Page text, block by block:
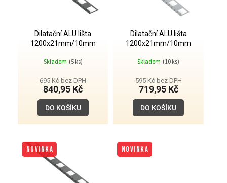
Dilatační ALU lišta
1200x21mm/10mm
Skladem (5 ks)
695 Kč bez DPH
840,95 Kč
DO KOŠÍKU
Dilatační ALU lišta
1200x21mm/10mm
Skladem (10 ks)
595 Kč bez DPH
719,95 Kč
DO KOŠÍKU
NOVINKA NOVINKA